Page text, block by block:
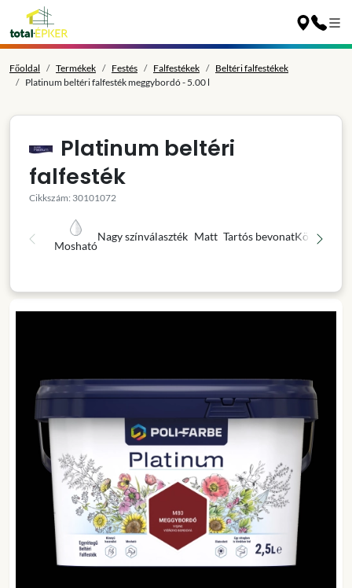
Főoldal Termékek Festés Falfestékek
Beltéri falfestékek
Platinum beltéri falfesték meggybordó - 5.00 l
Platinum beltéri
falfesték
Cikkszám: 30101072
Mosható
Nagy színválaszték Matt Tartós bevonatKönnyű